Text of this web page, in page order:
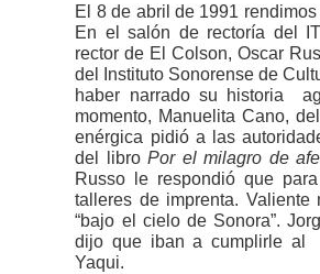
El 8 de abril de 1991
En el salón de rectoría del
rector de El Colson, Oscar
del Instituto Sonorense de
haber narrado su historia
momento, Manuelita Cano,
enérgica pidió a las
del libroPor el milagro de
Russo le respondió que
talleres de imprenta.
“bajo el cielo de Sonora”.
dijo que iban a cumplirle al
Yaqui.